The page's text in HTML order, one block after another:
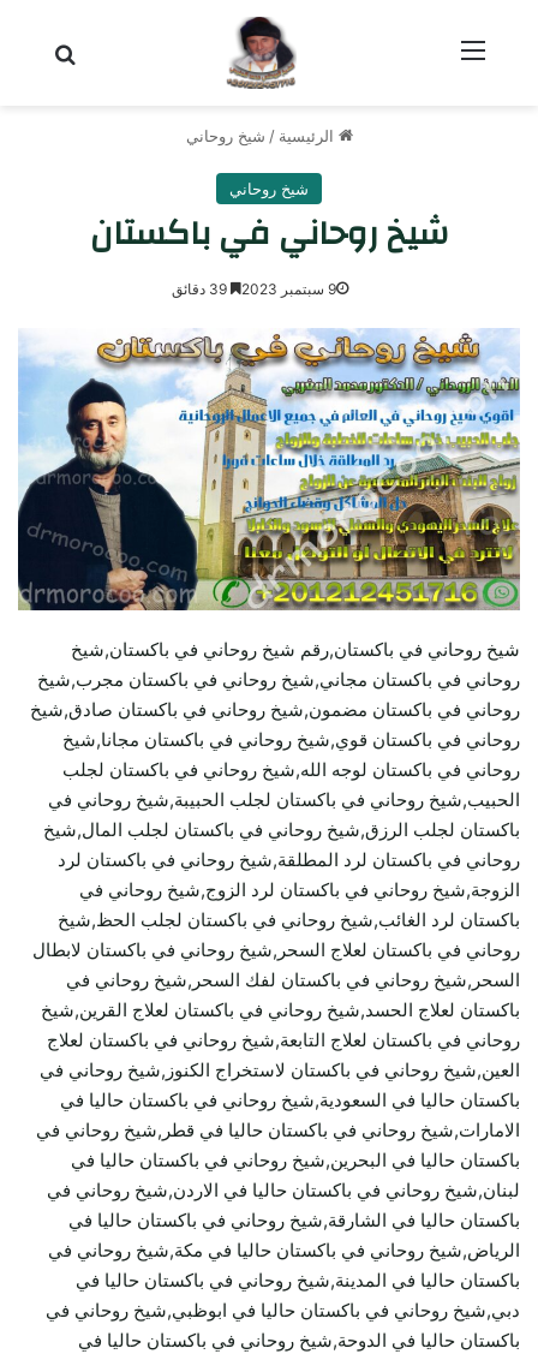
الرئيسية / شيخ روحاني
شيخ روحاني
شيخ روحاني في باكستان
9 سبتمبر 2023
شيخ روحاني في باكستان,رقم شيخ روحاني في باكستان,شيخ
روحاني في باكستان مجاني,شيخ روحاني في باكستان مجرب,شيخ
روحاني في باكستان مضمون,شيخ روحاني في باكستان صادق,شيخ
روحاني في باكستان قوي,شيخ روحاني في باكستان مجانا,شيخ
روحاني في باكستان لوجه الله,شيخ روحاني في باكستان لجلب
الحبيب,شيخ روحاني في باكستان لجلب الحبيبة,شيخ روحاني في
باكستان لجلب الرزق,شيخ روحاني في باكستان لجلب المال,شيخ
روحاني في باكستان لرد المطلقة,شيخ روحاني في باكستان لرد
الزوجة,شيخ روحاني في باكستان لرد الزوج,شيخ روحاني في
باكستان لرد الغائب,شيخ روحاني في باكستان لجلب الحظ,شيخ
روحاني في باكستان لعلاج السحر,شيخ روحاني في باكستان لابطال
السحر,شيخ روحاني في باكستان لفك السحر,شيخ روحاني في
باكستان لعلاج الحسد,شيخ روحاني في باكستان لعلاج القرين,شيخ
روحاني في باكستان لعلاج التابعة,شيخ روحاني في باكستان لعلاج
العين,شيخ روحاني في باكستان لاستخراج الكنوز,شيخ روحاني في
باكستان حاليا في السعودية,شيخ روحاني في باكستان حاليا في
الامارات,شيخ روحاني في باكستان حاليا في قطر,شيخ روحاني في
باكستان حاليا في البحرين,شيخ روحاني في باكستان حاليا في
لبنان,شيخ روحاني في باكستان حاليا في الاردن,شيخ روحاني في
باكستان حاليا في الشارقة,شيخ روحاني في باكستان حاليا في
الرياض,شيخ روحاني في باكستان حاليا في مكة,شيخ روحاني في
باكستان حاليا في المدينة,شيخ روحاني في باكستان حاليا في
دبي,شيخ روحاني في باكستان حاليا في ابوظبي,شيخ روحاني في
باكستان حاليا في الدوحة,شيخ روحاني في باكستان حاليا في